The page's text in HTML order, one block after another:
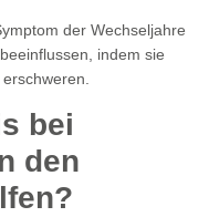
der Wechseljahre
indem sie
bei
den